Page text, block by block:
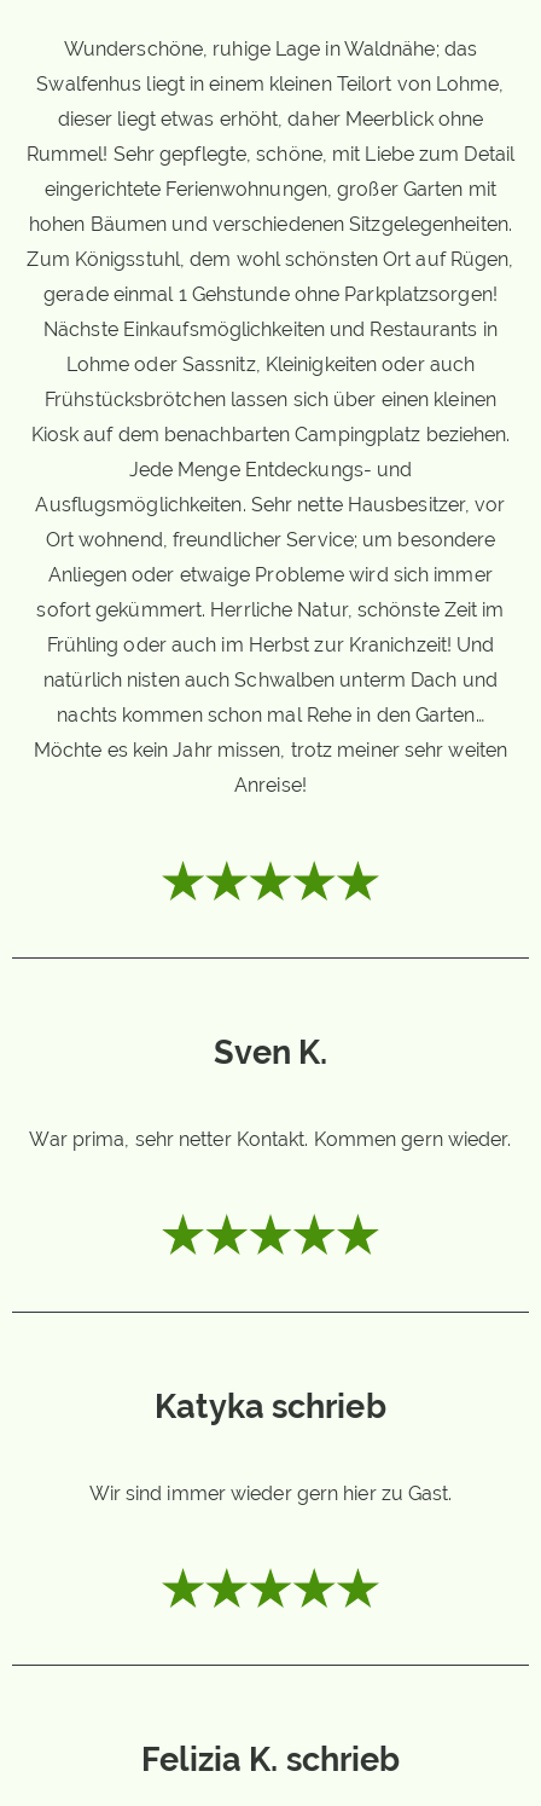
Wunderschöne, ruhige Lage in Waldnähe; das
Swalfenhus liegt in einem kleinen Teilort von Lohme,
dieser liegt etwas erhöht, daher Meerblick ohne
Rummel! Sehr gepflegte, schöne, mit Liebe zum Detail
eingerichtete Ferienwohnungen, großer Garten mit
hohen Bäumen und verschiedenen Sitzgelegenheiten.
Zum Königsstuhl, dem wohl schönsten Ort auf Rügen,
gerade einmal 1 Gehstunde ohne Parkplatzsorgen!
Nächste Einkaufsmöglichkeiten und Restaurants in
Lohme oder Sassnitz, Kleinigkeiten oder auch
Frühstücksbrötchen lassen sich über einen kleinen
Kiosk auf dem benachbarten Campingplatz beziehen.
Jede Menge Entdeckungs- und
Ausflugsmöglichkeiten. Sehr nette Hausbesitzer, vor
Ort wohnend, freundlicher Service; um besondere
Anliegen oder etwaige Probleme wird sich immer
sofort gekümmert. Herrliche Natur, schönste Zeit im
Frühling oder auch im Herbst zur Kranichzeit! Und
natürlich nisten auch Schwalben unterm Dach und
nachts kommen schon mal Rehe in den Garten…
Möchte es kein Jahr missen, trotz meiner sehr weiten
Anreise!
Sven K.
War prima, sehr netter Kontakt. Kommen gern wieder.
Katyka schrieb
Wir sind immer wieder gern hier zu Gast.
Felizia K. schrieb